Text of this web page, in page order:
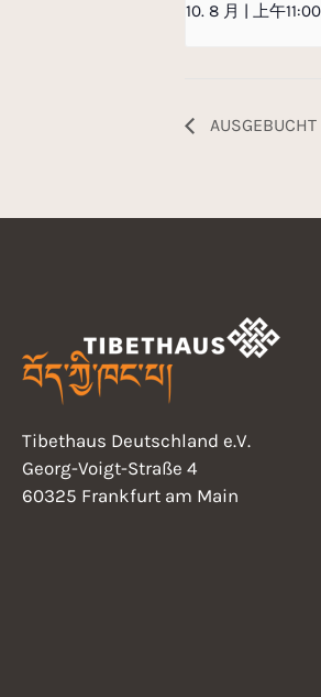
10. 8 月 | 上午11:00
Tibethaus Deutschland e.V.
Georg-Voigt-Straße 4
60325 Frankfurt am Main